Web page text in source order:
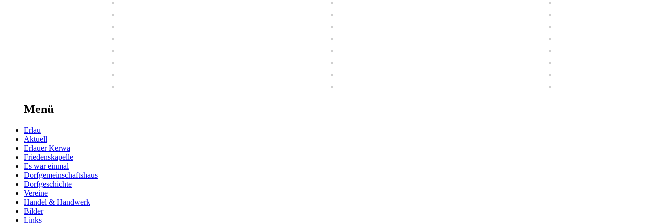
Menü
Erlau
Aktuell
Erlauer Kerwa
Friedenskapelle
Es war einmal
Dorfgemeinschaftshaus
Dorfgeschichte
Vereine
Handel & Handwerk
Bilder
Links